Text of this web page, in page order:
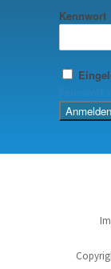
Kennwort